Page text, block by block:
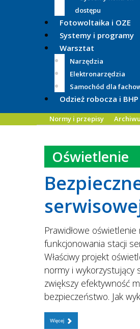
dostępu
Fotowoltaika i OZE
Systemy i programy
Warsztat
Narzędzia
Elektronarzędzia
Samochód dla
Odzież robocza i BHP
Normy i przepisy
Oświetlenie
Prawidłowe
funkcjonowania stacji
Właściwy projekt
normy i wykorzystujący
zwiększy efektywność
bezpieczeństwo. Jak
Więcej